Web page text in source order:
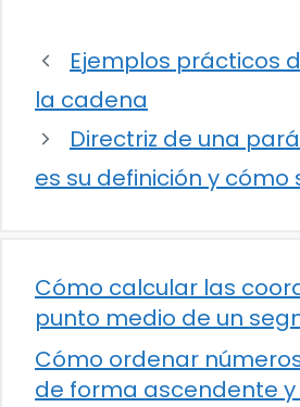
Ejemplos prácticos
la cadena
Directriz de una
es su definición y cómo
Cómo calcular las
punto medio de un
Cómo ordenar
de forma ascendente